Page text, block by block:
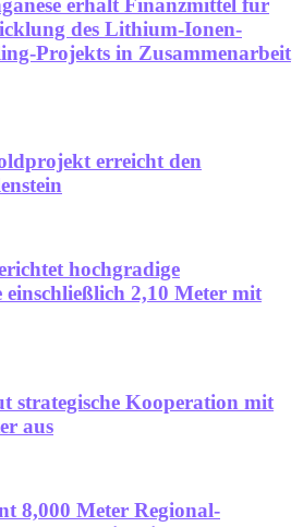
des Lithium-Ionen-
Projekts in Zusammenarbeit
erreicht den
hochgradige
einschließlich 2,10 Meter mit
strategische Kooperation mit
aus
8,000 Meter Regional-